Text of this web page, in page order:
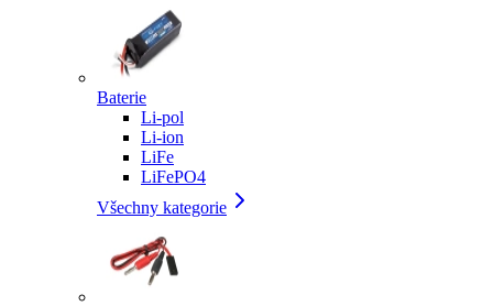
Baterie
Li-pol
Li-ion
LiFe
LiFePO4
Všechny kategorie